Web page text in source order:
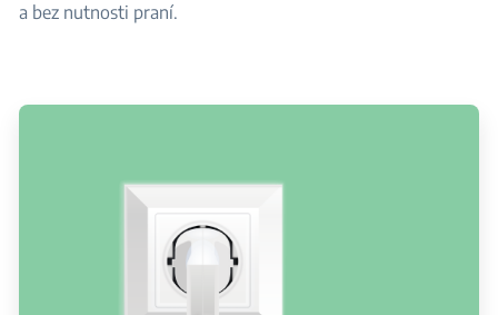
a bez nutnosti praní.